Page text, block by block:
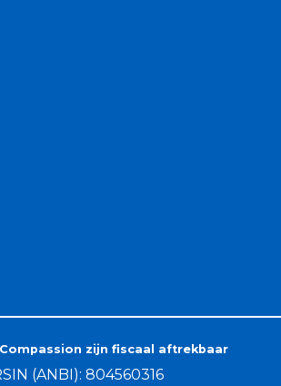
zijn fiscaal aftrekbaar
(ANBI): 804560316